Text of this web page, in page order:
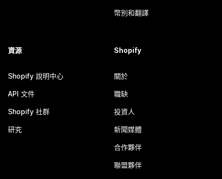
幣別和翻譯
資源
Shopify 說明中心
API 文件
Shopify 社群
研究
Shopify
關於
職缺
投資人
新聞媒體
合作夥伴
聯盟夥伴